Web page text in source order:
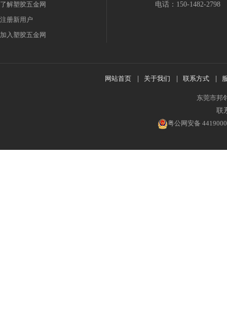
了解塑胶五金网
注册新用户
加入塑胶五金网
电话：150-1482-2798
网站首页 关于我们 联系方式
东莞市邦
联
粤公网安备